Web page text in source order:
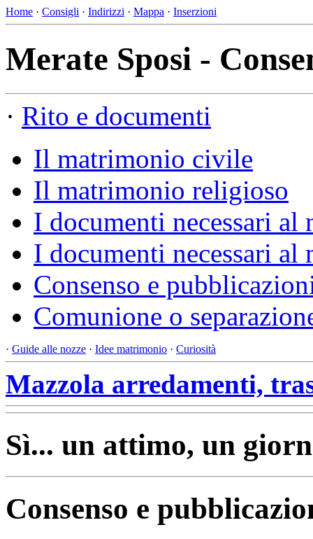
Home · Consigli · Indirizzi · Mappa · Inserzioni
Merate Sposi -
· Rito e documenti
Il matrimonio civile
Il matrimonio religioso
I documenti necessari
I documenti necessari
Consenso e
Comunione o
· Guide alle nozze · Idee matrimonio · Curiosità
Mazzola arredamenti,
Sì... un attimo, un
Consenso e